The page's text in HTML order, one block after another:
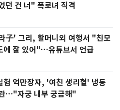
던 건 너" 폭로녀 직격
子' 그리, 할머니외 여행서 "친모
에 잘 있어"…유튜브서 언급
억만장자, '여친 생리혈' 냉동
…"자궁 내부 궁금해"